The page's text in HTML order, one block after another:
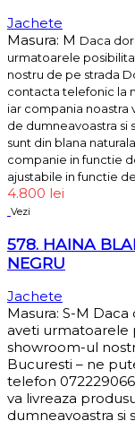
Jachete
Masura: M Daca
urmatoarele
nostru de pe strada
contacta telefonic la
iar compania noastra
de dumneavoastra si
sunt din blana
companie in functie
ajustabile in functie
4.800 lei
Vezi
578. HAINA
NEGRU
Jachete
Masura: S-M
aveti urmatoarele
showroom-ul
Bucuresti – ne
telefon
va livreaza
dumneavoastra si